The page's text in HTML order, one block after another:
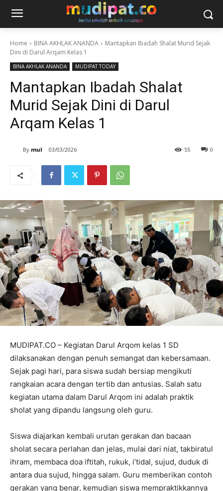
Home BINA AKHLAK ANANDA
Mantapkan Ibadah Shalat Murid Sejak
Dini di Darul Arqam Kelas 1
BINA AKHLAK ANANDA MUDIPAT TODAY
Mantapkan Ibadah Shalat
Murid Sejak Dini di Darul
Arqam Kelas 1
By mul 03/03/2026 0
55
MUDIPAT.CO – Kegiatan Darul Arqom kelas 1 SD
dilaksanakan dengan penuh semangat dan kebersamaan.
Sejak pagi hari, para siswa sudah bersiap mengikuti
rangkaian acara dengan tertib dan antusias. Salah satu
kegiatan utama dalam Darul Arqom ini adalah praktik
sholat yang dipandu langsung oleh guru.
Siswa diajarkan kembali urutan gerakan dan bacaan
sholat secara perlahan dan jelas, mulai dari niat, takbiratul
ihram, membaca doa iftitah, rukuk, i’tidal, sujud, duduk di
antara dua sujud, hingga salam. Guru memberikan contoh
gerakan yang benar, kemudian siswa mempraktikkannya